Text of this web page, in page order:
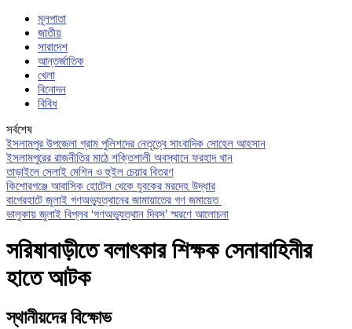
মূলপাতা
জাতীয়
সারাদেশ
আন্তর্জাতিক
খেলা
বিনোদন
বিবিধ
সর্বশেষ
ইসলামপুর উপজেলা গ্রাম পুলিশদের নেতৃত্বে সাংবাদিক সোহেল আহসান
ইসলামপুরের রাজনীতির মাঠে শক্তিশালী অবস্থানে ফরহাদ খান
তাড়াইলে সেলাই মেশিন ও হুইল চেয়ার বিতরণ
কিশোরগঞ্জে আবাসিক হোটেল থেকে যুবকের মরদেহ উদ্ধার
বাগেরহাটে জুলাই গণঅভ্যুত্থানের জামায়াতের গণ জমায়েত
ভালুকায় জুলাই বিপ্লব ‘গণঅভ্যুত্থান দিবস’ স্মরণে আলোচনা
সরিষাবাড়ীতে বলাৎকার শিক্ষক সেনাবাহিনীর
হাতে আটক
স্থানীয়দের বিক্ষোভ